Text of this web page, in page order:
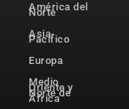
América del
Norte
Asia-
Pacífico
Europa
Medio
Oriente y
Norte de
África